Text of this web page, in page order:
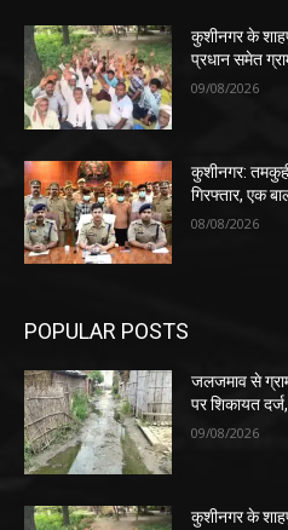
कुशीनगर के
प्रधान समेत
09/08/2026
कुशीनगर:
गिरफ्तार, एक
08/08/2026
POPULAR POSTS
जलजमाव से
पर शिकायत
09/08/2026
कुशीनगर के